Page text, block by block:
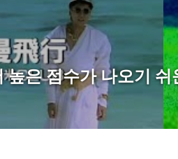
은 점수가 나오기